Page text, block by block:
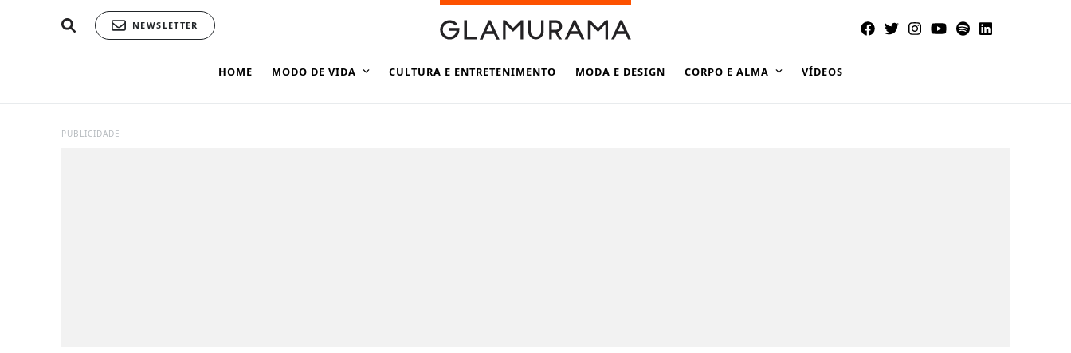
NEWSLETTER
HOME MODO DE VIDA CULTURA E ENTRETENIMENTO MODA E DESIGN CORPO E ALMA VÍDEOS
PUBLICIDADE